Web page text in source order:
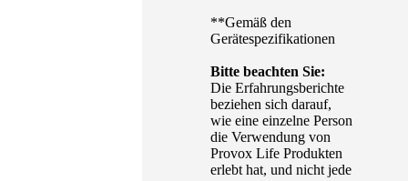
**Gemäß den
Gerätespezifikationen
Bitte beachten Sie:
Die Erfahrungsberichte
beziehen sich darauf,
wie eine einzelne Person
die Verwendung von
Provox Life Produkten
erlebt hat, und nicht jede